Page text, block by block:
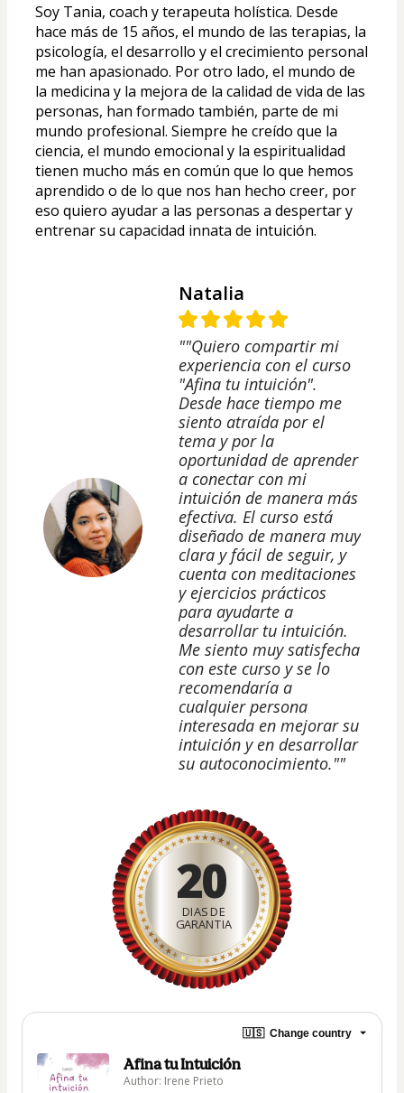
Soy Tania, coach y terapeuta holística. Desde
hace más de 15 años, el mundo de las terapias, la
psicología, el desarrollo y el crecimiento personal
me han apasionado. Por otro lado, el mundo de
la medicina y la mejora de la calidad de vida de las
personas, han formado también, parte de mi
mundo profesional. Siempre he creído que la
ciencia, el mundo emocional y la espiritualidad
tienen mucho más en común que lo que hemos
aprendido o de lo que nos han hecho creer, por
eso quiero ayudar a las personas a despertar y
entrenar su capacidad innata de intuición.
Natalia
""Quiero compartir mi
experiencia con el curso
"Afina tu intuición".
Desde hace tiempo me
siento atraída por el
tema y por la
oportunidad de aprender
a conectar con mi
intuición de manera más
efectiva. El curso está
diseñado de manera muy
clara y fácil de seguir, y
cuenta con meditaciones
y ejercicios prácticos
para ayudarte a
desarrollar tu intuición.
Me siento muy satisfecha
con este curso y se lo
recomendaría a
cualquier persona
interesada en mejorar su
intuición y en desarrollar
su autoconocimiento.""
20
DIAS DE
GARANTIA
🇺🇸 Change country
Afina tu Intuición
Author: Irene Prieto